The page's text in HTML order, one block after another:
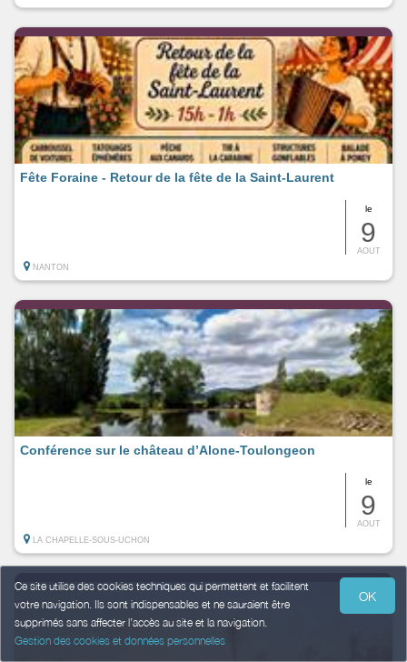
Ce site utilise des cookies techniques qui permettent et facilitent
votre navigation. Ils sont indispensables et ne sauraient être
supprimés sans affecter l’accès au site et la navigation.
Gestion des cookies et données personnelles
OK
le
9
AOUT
Fête Foraine - Retour de la fête de la Saint-Laurent
NANTON
le
9
AOUT
Conférence sur le château d’Alone-Toulongeon
LA CHAPELLE-SOUS-UCHON